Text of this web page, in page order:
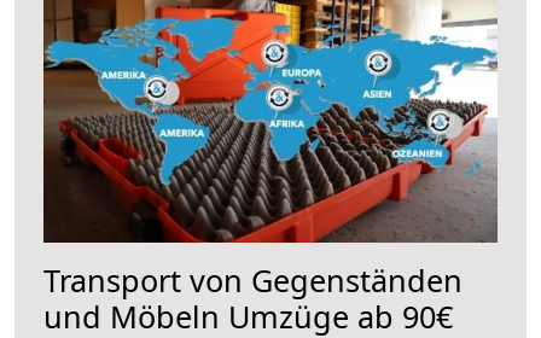
Transport von Gegenständen
und Möbeln Umzüge ab 90€